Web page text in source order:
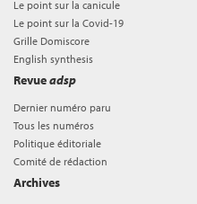
Le point sur la canicule
Le point sur la Covid-19
Grille Domiscore
English synthesis
Revueadsp
Dernier numéro paru
Tous les numéros
Politique éditoriale
Comité de rédaction
Archives